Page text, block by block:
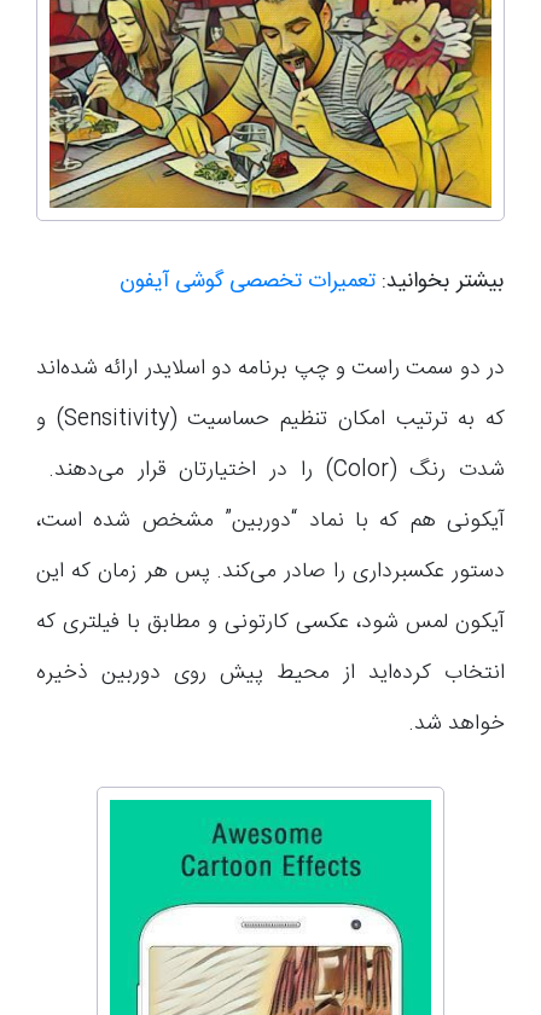
بیشتر بخوانید: تعمیرات تخصصی گوشی آیفون
در دو سمت راست و چپ برنامه دو اسلایدر ارائه شده‌اند
که به ترتیب امکان تنظیم حساسیت (Sensitivity) و
شدت رنگ (Color) را در اختیارتان قرار می‌دهند.
آیکونی هم که با نماد “دوربین” مشخص شده است،
دستور عکسبرداری را صادر می‌کند. پس هر زمان که این
آیکون لمس شود، عکسی کارتونی و مطابق با فیلتری که
انتخاب کرده‌اید از محیط پیش روی دوربین ذخیره
خواهد شد.